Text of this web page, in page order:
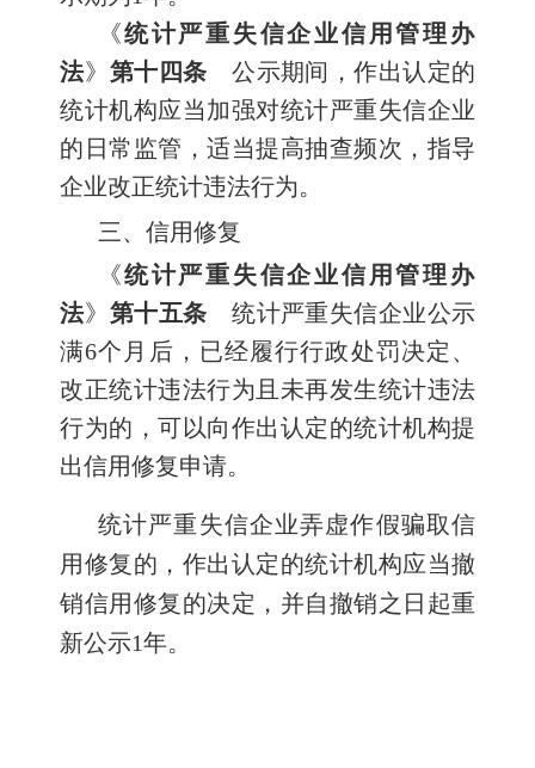
《统计严重失信企业信用管理办
法》 第十四条公示期间，作出认定的
统计机构应当加强对统计严重失信企业
的日常监管，适当提高抽查频次，指导
企业改正统计违法行为。
三、信用修复
《统计严重失信企业信用管理办
法》 第十五条统计严重失信企业公示
满6个月后，已经履行行政处罚决定、
改正统计违法行为且未再发生统计违法
行为的，可以向作出认定的统计机构提
出信用修复申请。
统计严重失信企业弄虚作假骗取信
用修复的，作出认定的统计机构应当撤
销信用修复的决定，并自撤销之日起重
新公示1年。